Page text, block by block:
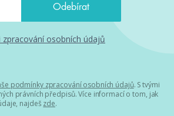
osobních údajů
podmínky zpracování osobních údajů. S tvými
právních předpisů. Více informací o tom, jak
najdeš zde.